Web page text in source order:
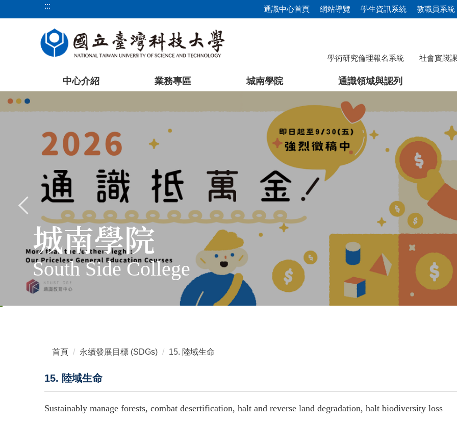
到
塊
::: 通識中心首頁 網站導覽 學生資訊系統 教職員系統
學術研究倫理報名系統 社會實踐
中心介紹 業務專區 城南學院 通識領域與認列
城南學院
South Side College
首頁 永續發展目標 (SDGs) 15. 陸域生命
15. 陸域生命
Sustainably manage forests, combat desertification, halt and reverse land degradation, halt biodiversity loss